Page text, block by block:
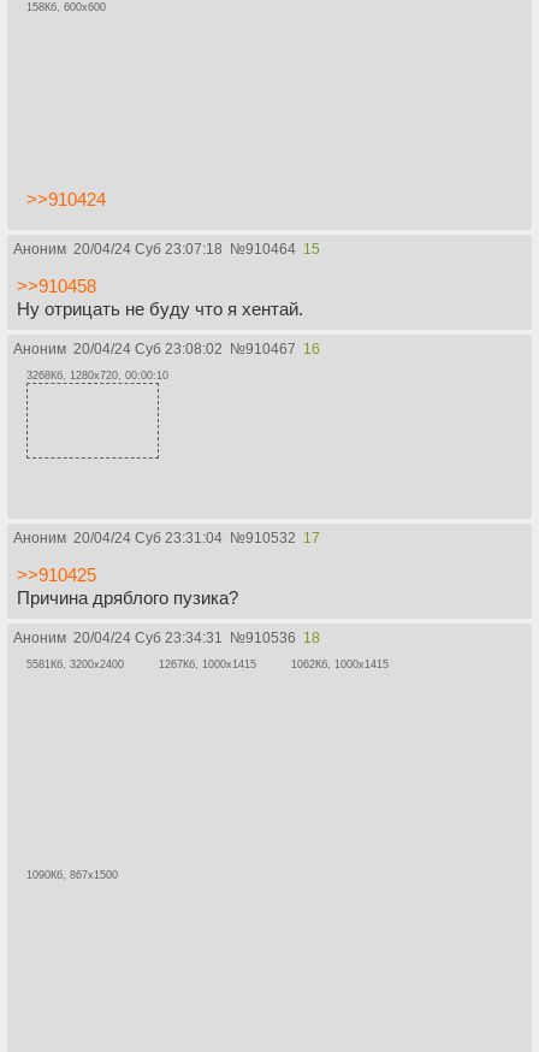
158Кб, 600x600
>>910424
Аноним 20/04/24 Суб 23:07:18 №910464 15
>>910458
Ну отрицать не буду что я хентай.
Аноним 20/04/24 Суб 23:08:02 №910467 16
3268Кб, 1280x720, 00:00:10
Аноним 20/04/24 Суб 23:31:04 №910532 17
>>910425
Причина дряблого пузика?
Аноним 20/04/24 Суб 23:34:31 №910536 18
5581Кб, 3200x2400 1267Кб, 1000x1415 1062Кб, 1000x1415
1090Кб, 867x1500